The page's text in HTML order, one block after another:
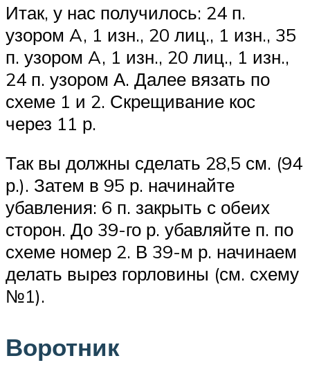
Итак, у нас получилось: 24 п.
узором A, 1 изн., 20 лиц., 1 изн., 35
п. узором A, 1 изн., 20 лиц., 1 изн.,
24 п. узором А. Далее вязать по
схеме 1 и 2. Скрещивание кос
через 11 р.
Так вы должны сделать 28,5 см. (94
р.). Затем в 95 р. начинайте
убавления: 6 п. закрыть с обеих
сторон. До 39-го р. убавляйте п. по
схеме номер 2. В 39-м р. начинаем
делать вырез горловины (см. схему
№1).
Воротник